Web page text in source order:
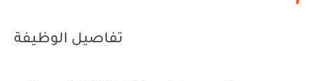
تفاصيل الوظيفة